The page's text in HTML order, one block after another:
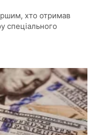
хто отримав
спеціального